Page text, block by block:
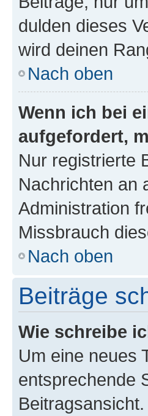
dulden dieses
wird deinen
Nach oben
Wenn ich bei
aufgefordert,
Nur registrierte
Nachrichten an
Administration
Missbrauch
Nach oben
Beiträge
Wie schreibe
Um eine neues
entsprechende